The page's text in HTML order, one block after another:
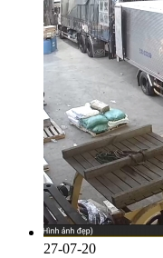
27-07-20